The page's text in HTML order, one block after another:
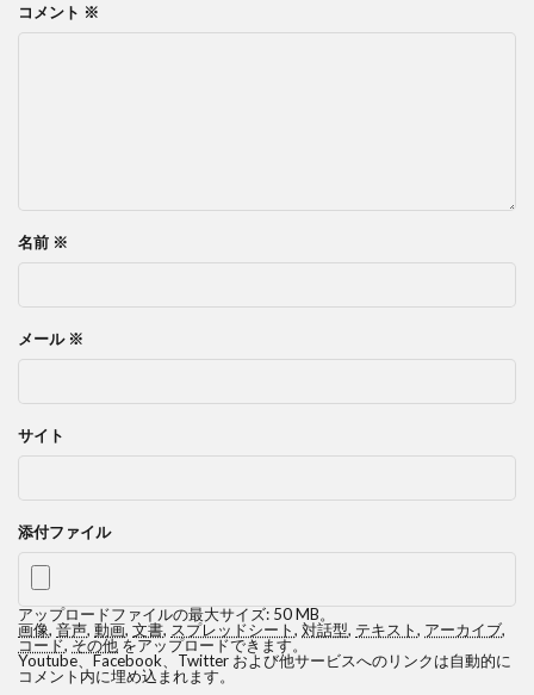
コメント ※
名前 ※
メール ※
サイト
添付ファイル
アップロードファイルの最大サイズ: 50 MB。
画像, 音声, 動画, 文書, スプレッドシート, 対話型, テキスト, アーカイブ,
コード,その他をアップロードできます。
Youtube、Facebook、Twitter および他サービスへのリンクは自動的に
コメント内に埋め込まれます。